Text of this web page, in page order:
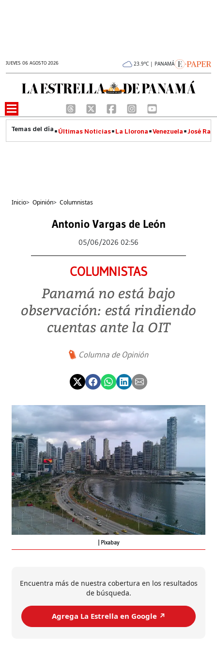
JUEVES 06 AGOSTO 2026 23.9°C | PANAMÁ
Últimas Noticias La Llorona Venezuela José
Inicio> Opinión> Columnistas
Antonio Vargas de León
05/06/2026 02:56
COLUMNISTAS
Panamá no está bajo
observación: está rindiendo
cuentas ante la OIT
Columna de Opinión
Pixabay
Encuentra más de nuestra cobertura en los resultados
de búsqueda.
Agrega La Estrella en Google ↗️